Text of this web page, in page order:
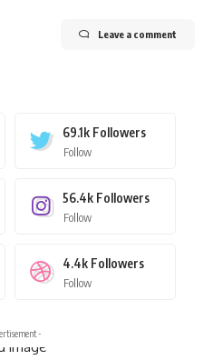
Leave a comment
69.1k Followers
Follow
56.4k Followers
Follow
4.4k Followers
Follow
-